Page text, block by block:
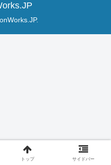
トップ サイドバー